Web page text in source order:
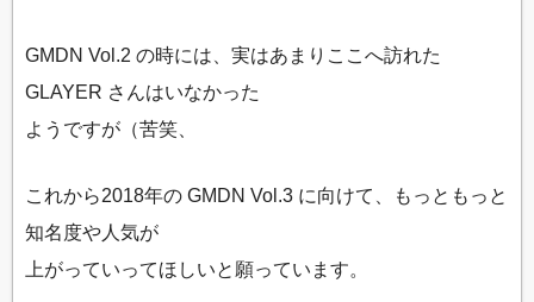
GMDN Vol.2 の時には、実はあまりここへ訪れた
GLAYER さんはいなかった
ようですが（苦笑、
これから2018年の GMDN Vol.3 に向けて、もっともっと
知名度や人気が
上がっていってほしいと願っています。